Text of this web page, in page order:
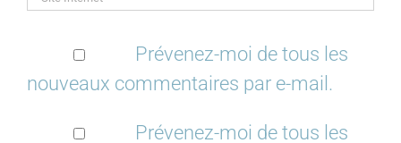
Prévenez-moi de tous les
nouveaux commentaires par e-mail.
Prévenez-moi de tous les